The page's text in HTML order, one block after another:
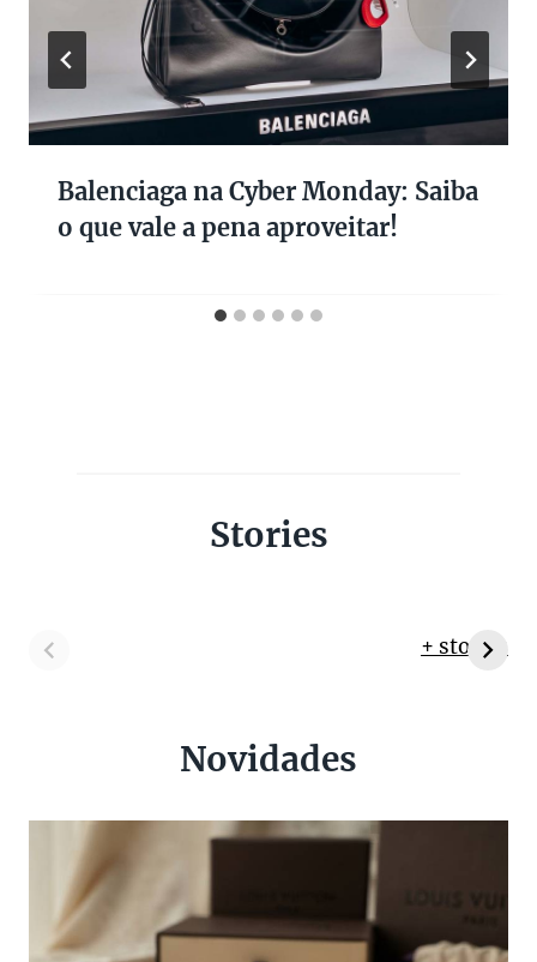
Balenciaga na Cyber Monday: Saiba
o que vale a pena aproveitar!
Stories
+ stories
Novidades